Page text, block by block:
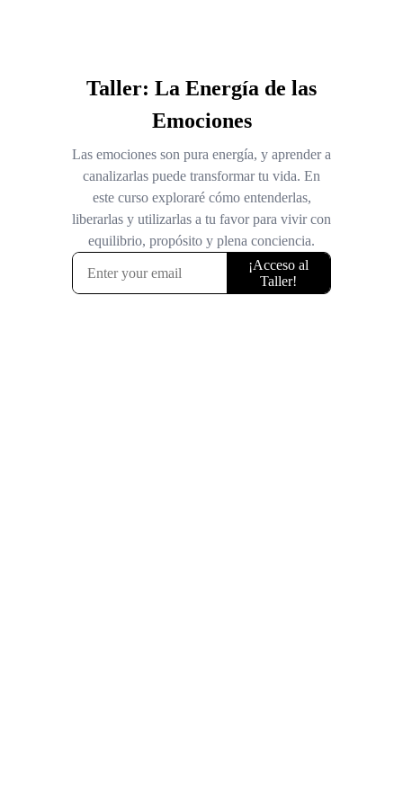
Taller: La Energía de las
Emociones
Las emociones son pura energía, y aprender a
canalizarlas puede transformar tu vida. En
este curso exploraré cómo entenderlas,
liberarlas y utilizarlas a tu favor para vivir con
equilibrio, propósito y plena conciencia.
¡Acceso al
Taller!